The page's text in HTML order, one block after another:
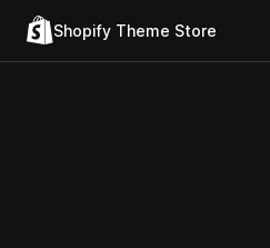
Shopify Theme Store